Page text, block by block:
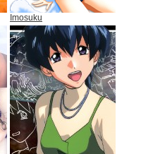
Imosuku